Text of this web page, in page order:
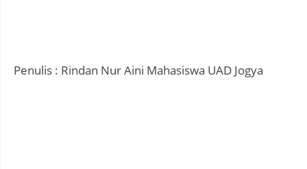
Penulis : Rindan Nur Aini Mahasiswa UAD Jogya